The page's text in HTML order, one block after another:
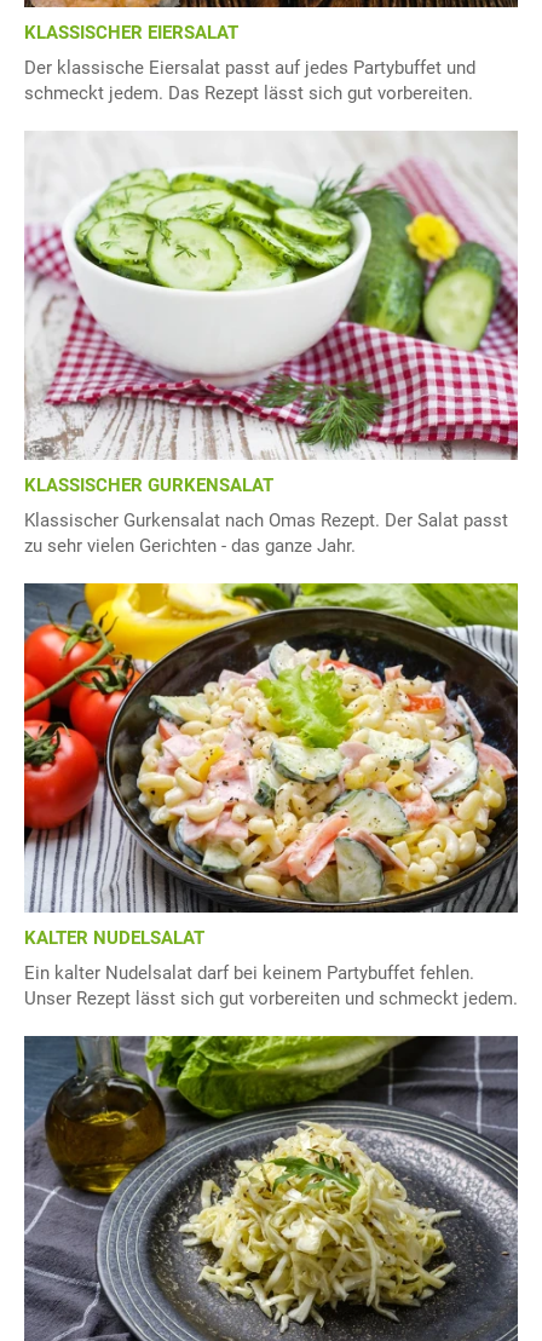
KLASSISCHER EIERSALAT
Der klassische Eiersalat passt auf jedes Partybuffet und
schmeckt jedem. Das Rezept lässt sich gut vorbereiten.
KLASSISCHER GURKENSALAT
Klassischer Gurkensalat nach Omas Rezept. Der Salat passt
zu sehr vielen Gerichten - das ganze Jahr.
KALTER NUDELSALAT
Ein kalter Nudelsalat darf bei keinem Partybuffet fehlen.
Unser Rezept lässt sich gut vorbereiten und schmeckt jedem.